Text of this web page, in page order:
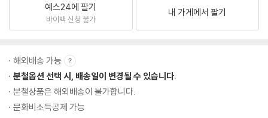
예스24에 팔기
바이백 신청 불가
내 가게에서 팔기
해외배송 가능
분철옵션 선택 시, 배송일이 변경될 수 있습니다.
분철상품은 해외배송이 불가합니다.
문화비소득공제 가능